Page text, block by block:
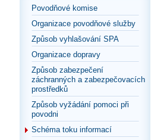
Povodňové komise
Organizace povodňové služby
Způsob vyhlašování SPA
Organizace dopravy
Způsob zabezpečení
záchranných a zabezpečovacích
prostředků
Způsob vyžádání pomoci při
povodni
Schéma toku informací